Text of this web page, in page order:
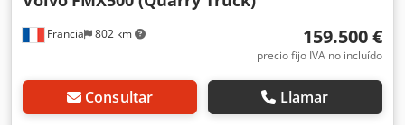
Condiciones (AGB) se encuentran en nuestro sitio web.
Vendemos nuestros productos bajo condiciones generales
Francia 802 km 159.500 €
precio fijo IVA no incluído
Consultar Llamar